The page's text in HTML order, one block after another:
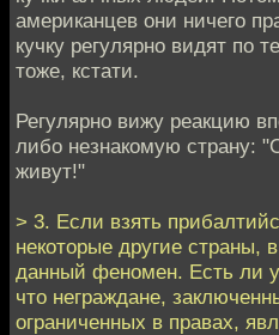
американцев они ничего
кучку регулярно видят по
тоже, кстати.
Регулярно вижу реакцию
либо незнакомую страну:
живут!"
> 3. Если взять
некоторые другие страны,
данный феномен. Есть ли у
что неграждане,
ограниченных в правах,